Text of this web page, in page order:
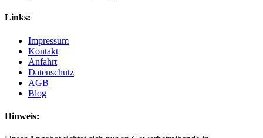
Links:
Impressum
Kontakt
Anfahrt
Datenschutz
AGB
Blog
Hinweis: